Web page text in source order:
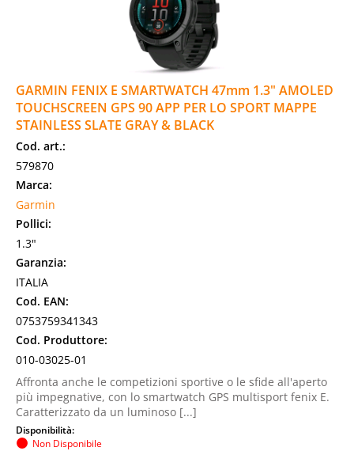
GARMIN FENIX E SMARTWATCH 47mm 1.3" AMOLED
TOUCHSCREEN GPS 90 APP PER LO SPORT MAPPE
STAINLESS SLATE GRAY & BLACK
Cod. art.:
579870
Marca:
Garmin
Pollici:
1.3"
Garanzia:
ITALIA
Cod. EAN:
0753759341343
Cod. Produttore:
010-03025-01
Affronta anche le competizioni sportive o le sfide all'aperto
più impegnative, con lo smartwatch GPS multisport fenix E.
Caratterizzato da un luminoso [...]
Disponibilità:
Non Disponibile